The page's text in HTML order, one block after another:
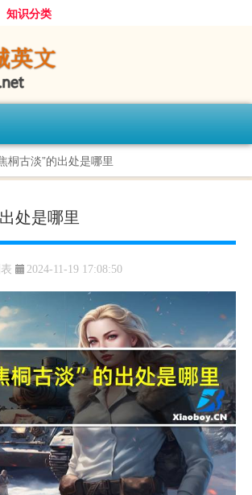
知识分类
桐古淡”的出处是哪里
处是哪里
2024-11-19 17:08:50